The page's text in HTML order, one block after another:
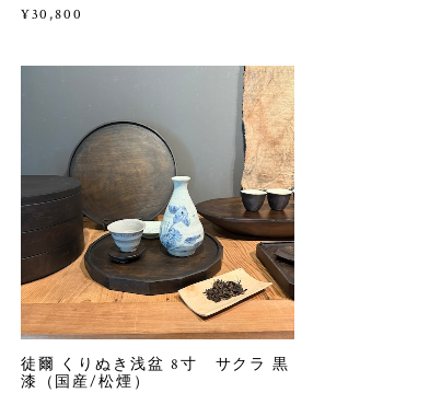
¥30,800
徒爾 くりぬき浅盆 8寸 サクラ 黒
漆（国産/松煙）